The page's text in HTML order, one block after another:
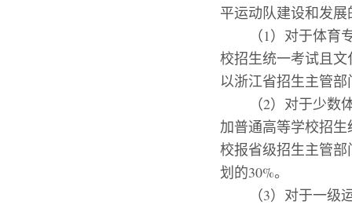
平运动队建设和发
（1） 对于体育
校招生统一考试且
以浙江省招生主管
（2） 对于少数
加普通高等学校招
校报省级招生主管
划的30%。
（3） 对于一级